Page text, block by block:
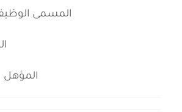
المسمى